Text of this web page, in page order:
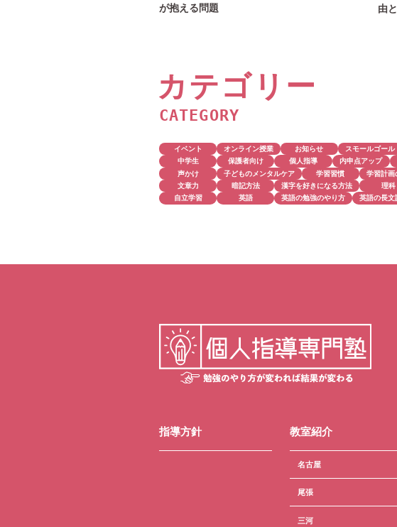
が抱える問題
由
カテゴリー
CATEGORY
イベント オンライン授業 お知らせ スモールゴール
中学生
保護者向け 個人指導 内申点アップ
声かけ
子どものメンタルケア 学習習慣 学習計画
文章力
暗記方法 漢字を好きになる方法 理科
自立学習
英語 英語の勉強のやり方 英語の長文
指導方針 教室紹介
名古屋
尾張
三河